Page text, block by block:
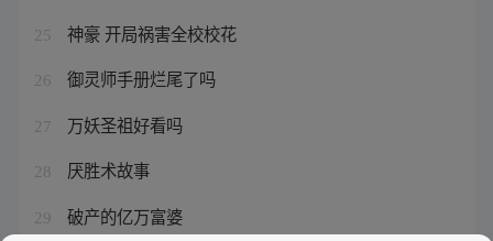
25 神豪 开局祸害全校校花
26 御灵师手册烂尾了吗
27 万妖圣祖好看吗
28 厌胜术故事
29 破产的亿万富婆